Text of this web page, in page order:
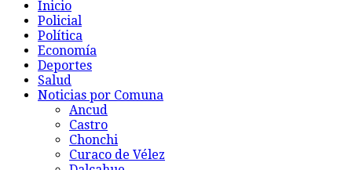
Inicio
Policial
Política
Economía
Deportes
Salud
Noticias por Comuna
Ancud
Castro
Chonchi
Curaco de Vélez